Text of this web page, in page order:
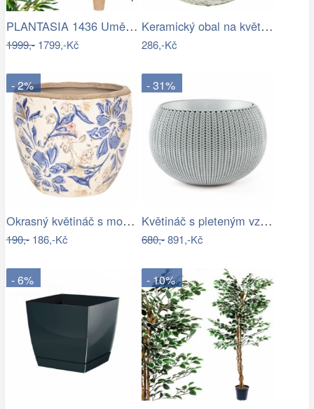
PLANTASIA 1436 Umělá květina strom - …
1999,-1799,-Kč
Keramický obal na květináč s ornamenty …
286,-Kč
- 2%
Okrasný květináč s modrými květy - Ø…
190,-186,-Kč
- 31%
Květináč s pleteným vzorem - RJ
680,-891,-Kč
- 6% - 10%